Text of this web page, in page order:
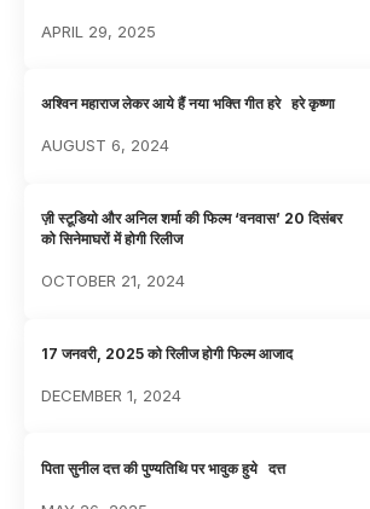
APRIL 29, 2025
अश्विन महाराज लेकर आये हैं नया भक्ति गीत हरे हरे कृष्णा
AUGUST 6, 2024
ज़ी स्टूडियो और अनिल शर्मा की फिल्म ‘वनवास’ 20 दिसंबर
को सिनेमाघरों में होगी रिलीज
OCTOBER 21, 2024
17 जनवरी, 2025 को रिलीज होगी फिल्म आजाद
DECEMBER 1, 2024
पिता सुनील दत्त की पुण्यतिथि पर भावुक हुये दत्त